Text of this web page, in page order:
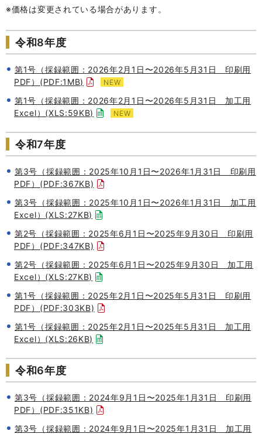
※価格は変更されている場合があります。
令和8年度
第1号（採録範囲：2026年2月1日〜2026年5月31日 印刷用
PDF）(PDF:1MB)
NEW
第1号（採録範囲：2026年2月1日〜2026年5月31日 加工用
Excel）(XLS:59KB)
NEW
令和7年度
第3号（採録範囲：2025年10月1日〜2026年1月31日 印刷用
PDF）(PDF:367KB)
第3号（採録範囲：2025年10月1日〜2026年1月31日 加工用
Excel）(XLS:27KB)
第2号（採録範囲：2025年6月1日〜2025年9月30日 印刷用
PDF）(PDF:347KB)
第2号（採録範囲：2025年6月1日〜2025年9月30日 加工用
Excel）(XLS:27KB)
第1号（採録範囲：2025年2月1日〜2025年5月31日 印刷用
PDF）(PDF:303KB)
第1号（採録範囲：2025年2月1日〜2025年5月31日 加工用
Excel）(XLS:26KB)
令和6年度
第3号（採録範囲：2024年9月1日〜2025年1月31日 印刷用
PDF）(PDF:351KB)
第3号（採録範囲：2024年9月1日〜2025年1月31日 加工用